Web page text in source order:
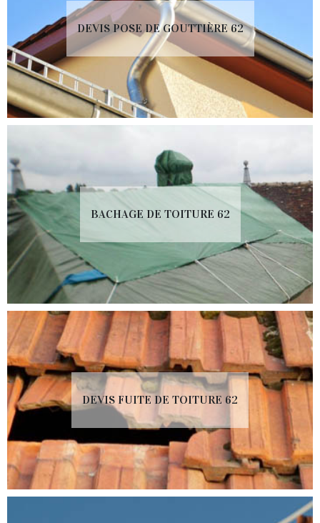
DEVIS POSE DE GOUTTIÈRE 62
BACHAGE DE TOITURE 62
DEVIS FUITE DE TOITURE 62